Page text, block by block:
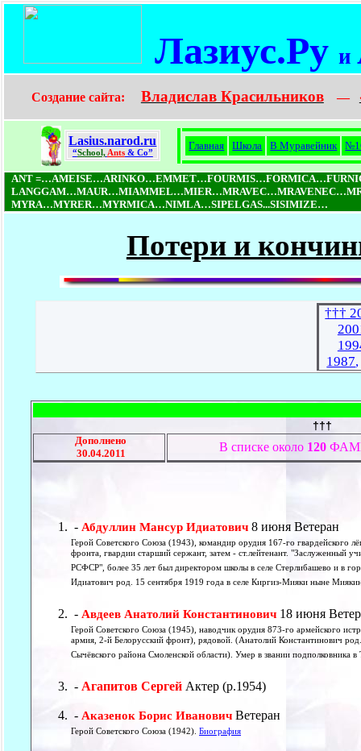
Лазиус.Руи
Создание сайта: Владислав Красильников —
Lasius.narod.ru
“School, Ants& Co”
Главная Школа В Муравейник
ANT
MYRA…MYRER…MYRMICA…NIMLA…SIPELGAS...SISIMIZE…
Потери и
†††
1987
†††
Дополнено
30.04.2011
В списке около 120
- Абдуллин Мансур Идиатович 8 июня Ветеран
Герой Советского Союза (1943), командир орудия 167-го гвардейского
фронта, гвардии старший сержант, затем - ст.лейтенант. "Заслуженный
РСФСР", более 35 лет был директором школы в селе Стерлибашево и в
Идиатович род. 15 сентября 1919 года в селе Киргиз-Мияки ныне
- Авдеев Анатолий Константинович 18 июня
Герой Советского Союза (1945), наводчик орудия 873-го армейского
армия, 2-й Белорусский фронт), рядовой. (Анатолий Константинович
Сычёвского района Смоленской области). Умер в звании подполковника
- Агапитов Сергей Актер (р.1954)
- Аказенок Борис Иванович Ветеран
Герой Советского Союза (1942).Биография